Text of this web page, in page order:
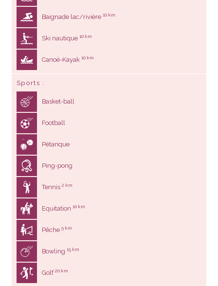
Baignade lac/rivière 10 km
Ski nautique 10 km
Canoë-Kayak 10 km
Sports
Basket-ball
Football
Pétanque
Ping-pong
Tennis 2 km
Equitation 10 km
Pêche 5 km
Bowling 15 km
Golf20 km